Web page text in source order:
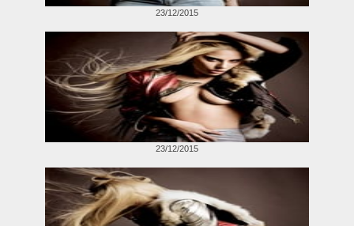
23/12/2015
23/12/2015